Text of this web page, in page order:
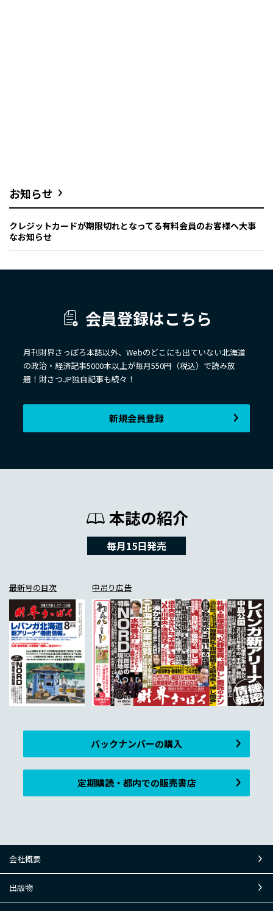
お知らせ
クレジットカードが期限切れとなってる有料会員のお客様へ大事
なお知らせ
会員登録はこちら
月刊財界さっぽろ本誌以外、Webのどこにも出ていない北海道
の政治・経済記事5000本以上が毎月550円（税込）で読み放
題！財さつJP独自記事も続々！
新規会員登録
本誌の紹介
毎月15日発売
最新号の目次 中吊り広告
バックナンバーの購入
定期購読・都内での販売書店
会社概要
出版物